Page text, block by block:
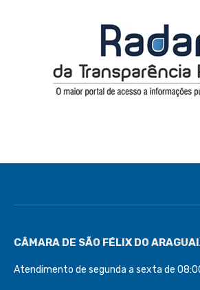
CÂMARA DE SÃO FÉLIX DO
Atendimento de segunda a sexta de